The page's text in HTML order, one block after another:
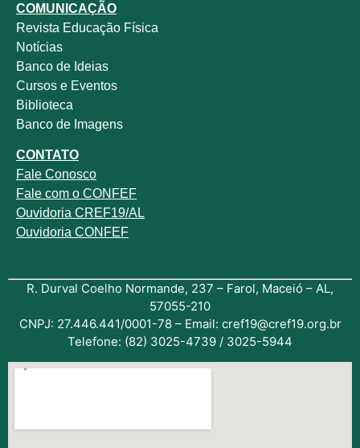
COMUNICAÇÃO
Revista Educação Física
Notícias
Banco de Ideias
Cursos e Eventos
Biblioteca
Banco de Imagens
CONTATO
Fale Conosco
Fale com o CONFEF
Ouvidoria CREF19/AL
Ouvidoria CONFEF
R. Durval Coelho Normande, 237 – Farol, Maceió – AL,
57055-210
CNPJ: 27.446.441/0001-78 – Email: cref19@cref19.org.br
Telefone: (82) 3025-4739 / 3025-5944